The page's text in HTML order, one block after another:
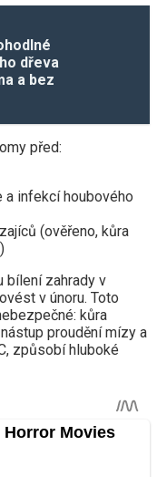
dřeva
a bez
před:
infekcí houbového
(ověřeno, kůra
bílení zahrady v
v únoru. Toto
kůra
proudění mízy a
způsobí hluboké